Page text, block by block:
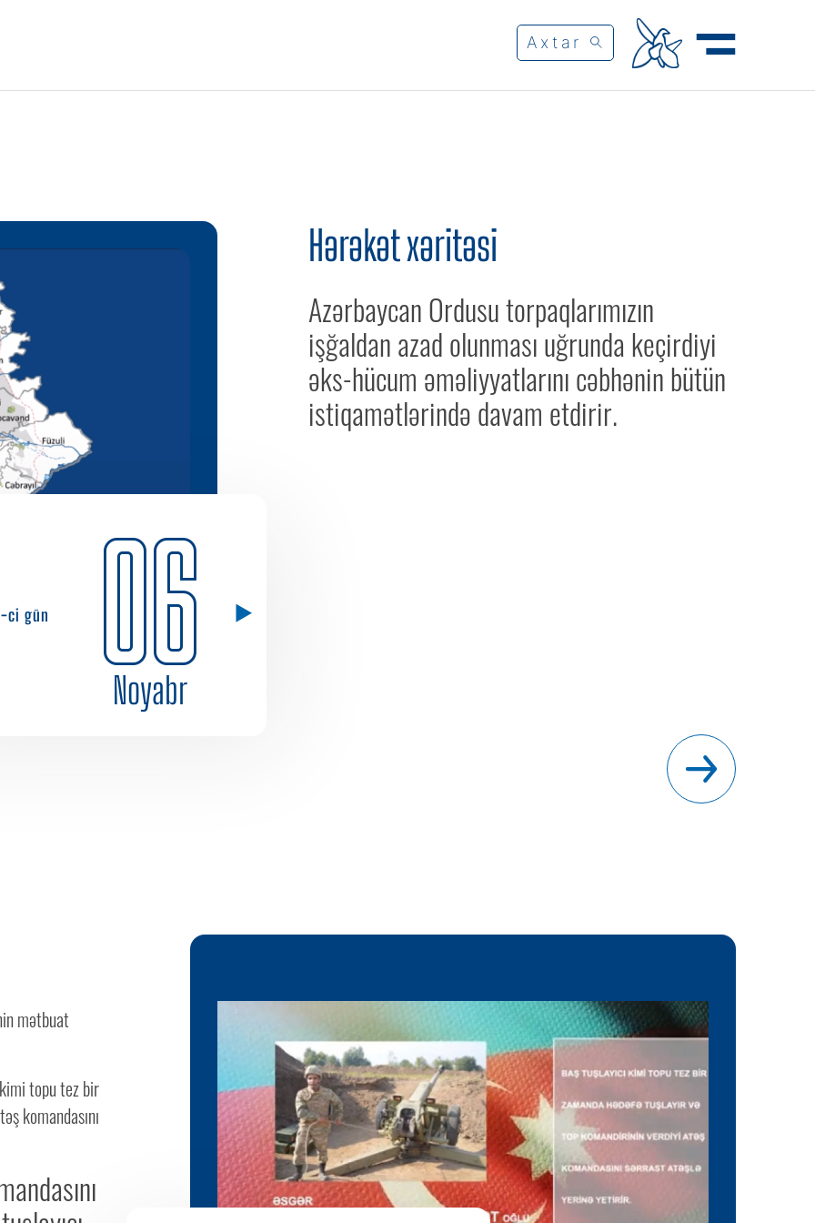
ci gün 06
Noyabr
Hərəkət xəritəsi
Azərbaycan Ordusu torpaqlarımızın
işğaldan azad olunması uğrunda keçirdiyi
əks-hücum əməliyyatlarını cəbhənin bütün
istiqamətlərində davam etdirir.
topu tez bir
komandasını
mətbuat